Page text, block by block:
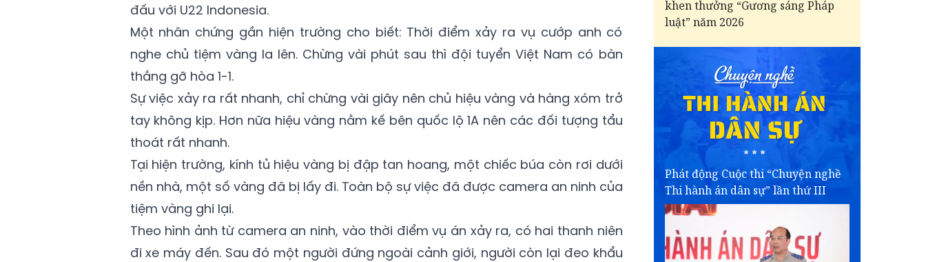
đấu với U22 Indonesia.
Một nhân chứng gần hiện trường cho biết: Thời điểm xảy ra vụ cướp anh có
nghe chủ tiệm vàng la lên. Chừng vài phút sau thì đội tuyển Việt Nam có bàn
thắng gỡ hòa 1-1.
Sự việc xảy ra rất nhanh, chỉ chừng vài giây nên chủ hiệu vàng và hàng xóm trở
tay không kịp. Hơn nữa hiệu vàng nằm kế bên quốc lộ 1A nên các đối tượng tẩu
thoát rất nhanh.
Tại hiện trường, kính tủ hiệu vàng bị đập tan hoang, một chiếc búa còn rơi dưới
nền nhà, một số vàng đã bị lấy đi. Toàn bộ sự việc đã được camera an ninh của
tiệm vàng ghi lại.
Theo hình ảnh từ camera an ninh, vào thời điểm vụ án xảy ra, có hai thanh niên
đi xe máy đến. Sau đó một người đứng ngoài cảnh giới, người còn lại đeo khẩu
khen thưởng “Gương sáng Pháp
luật” năm 2026
Phát động Cuộc thi “Chuyện nghề
Thi hành án dân sự” lần thứ III